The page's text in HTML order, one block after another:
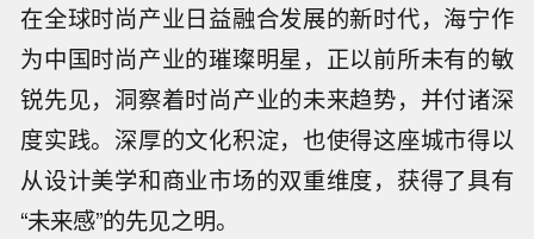
在全球时尚产业日益融合发展的新时代，海宁作
为中国时尚产业的璀璨明星，正以前所未有的敏
锐先见，洞察着时尚产业的未来趋势，并付诸深
度实践。深厚的文化积淀，也使得这座城市得以
从设计美学和商业市场的双重维度，获得了具有
“未来感”的先见之明。